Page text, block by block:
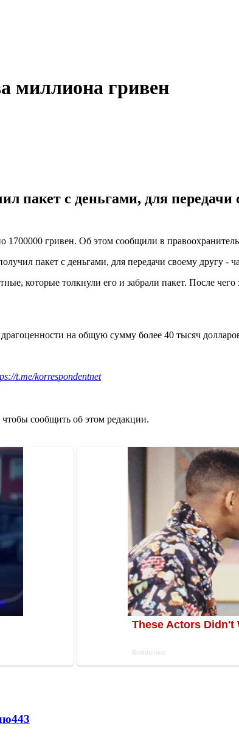
миллиона гривен
пакет с деньгами, для передачи
1700000 гривен. Об этом сообщили в
пакет с деньгами, для передачи своему другу -
которые толкнули его и забрали пакет. После
на общую сумму более 40 тысяч
t.me/korrespondentnet
сообщить об этом редакции.
443